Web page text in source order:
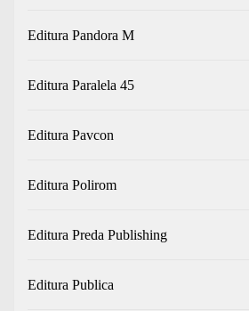
Editura Pandora M
Editura Paralela 45
Editura Pavcon
Editura Polirom
Editura Preda Publishing
Editura Publica